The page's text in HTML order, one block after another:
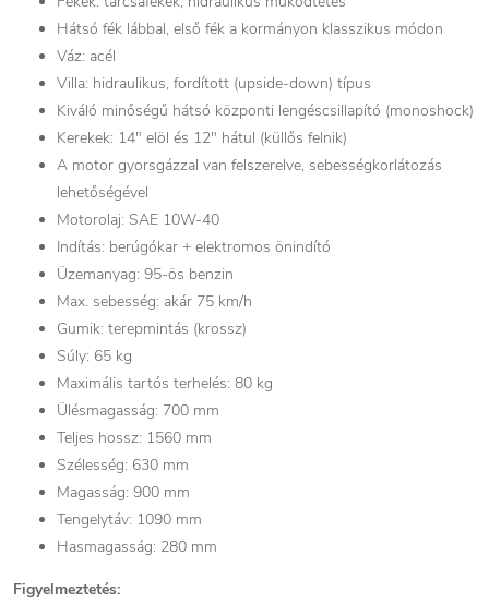
Hátsó fék lábbal, első fék a kormányon klasszikus módon
Váz: acél
Villa: hidraulikus, fordított (upside-down) típus
Kiváló minőségű hátsó központi lengéscsillapító (monoshock)
Kerekek: 14″ elöl és 12″ hátul (küllős felnik)
A motor gyorsgázzal van felszerelve, sebességkorlátozás
lehetőségével
Motorolaj: SAE 10W-40
Indítás: berúgókar + elektromos önindító
Üzemanyag: 95-ös benzin
Max. sebesség: akár 75 km/h
Gumik: terepmintás (krossz)
Súly: 65 kg
Maximális tartós terhelés: 80 kg
Ülésmagasság: 700 mm
Teljes hossz: 1560 mm
Szélesség: 630 mm
Magasság: 900 mm
Tengelytáv: 1090 mm
Hasmagasság: 280 mm
Figyelmeztetés: